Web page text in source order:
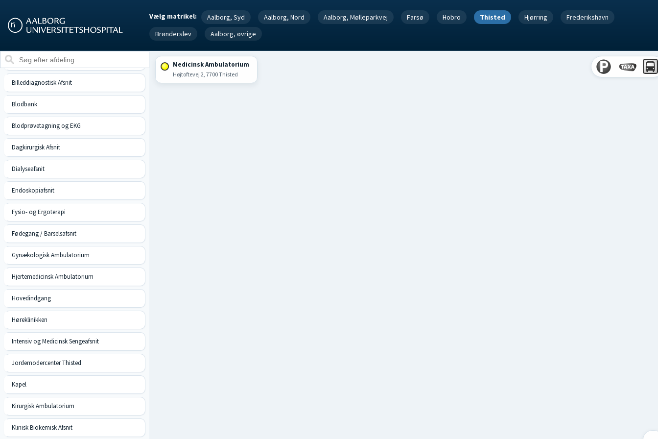
Vælg matrikel: Aalborg, Syd Aalborg, Nord Aalborg, Mølleparkvej Farsø Hobro Thisted Hjørring
Frederikshavn
Brønderslev
Aalborg, øvrige
Akutmodtagelse (Skadestue)
Anæstesiafsnit
Billeddiagnostisk Afsnit
Blodbank
Blodprøvetagning og EKG
Dagkirurgisk Afsnit
Dialyseafsnit
Endoskopiafsnit
Fysio- og Ergoterapi
Fødegang / Barselsafsnit
Gynækologisk Ambulatorium
Hjertemedicinsk Ambulatorium
Hovedindgang
Høreklinikken
Intensiv og Medicinsk Sengeafsnit
Jordemodercenter Thisted
Kapel
Kirurgisk Ambulatorium
Klinisk Biokemisk Afsnit
Medicinsk Ambulatorium
Højtoftevej 2, 7700 Thisted